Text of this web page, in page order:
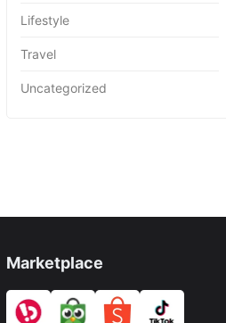
Lifestyle
Travel
Uncategorized
Marketplace